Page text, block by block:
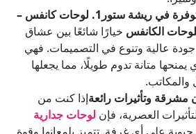
في ريشة ستور
1. لوحات كانفس –
الكانفس خيارًا شائعًا بين عشاق
جودة عالية وتنوع في التصميمات. فهي
متانة تدوم طويلًا، مما يجعلها
والمكاتب.
إذا كنت من
العصرية، فإن لوحات جدارية